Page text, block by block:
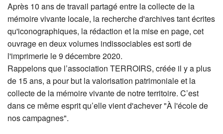
Après 10 ans de travail partagé entre la collecte de la
mémoire vivante locale, la recherche d'archives tant écrites
qu'iconographiques, la rédaction et la mise en page, cet
ouvrage en deux volumes indissociables est sorti de
l'imprimerie le 9 décembre 2020.
Rappelons que l’association TERROIRS, créée il y a plus
de 15 ans, a pour but la valorisation patrimoniale et la
collecte de la mémoire vivante de notre territoire. C’est
dans ce même esprit qu’elle vient d'achever "À l'école de
nos campagnes".